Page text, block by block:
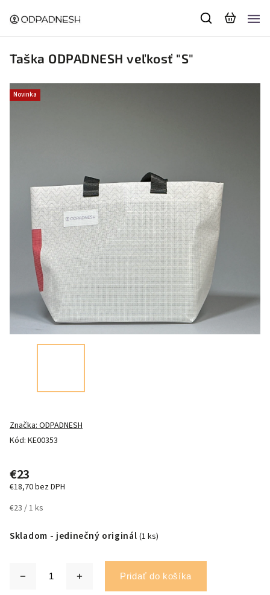
Taška ODPADNESH veľkosť "S"
Novinka
Kód: KE00353
Značka:ODPADNESH
€23
€18,70 bez DPH
€23 / 1 ks
Skladom - jedinečný originál (1 ks)
Pridať do košíka